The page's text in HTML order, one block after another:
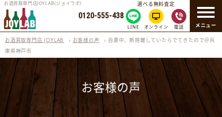
メニュー
お酒買取専門店JOYLAB(ジョイラボ)
0120-555-438
選べる無料査定
LINE オンライン 電話
お酒買取専門店 JOYLAB › お客様の声 › 自粛中、断捨離していたらでてきたので＠兵
庫県神戸市
お客様の声